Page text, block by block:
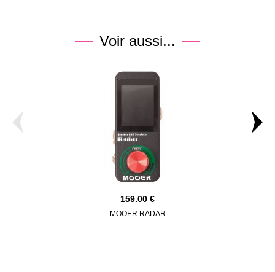
Voir aussi...
159.00
MOOER RADAR